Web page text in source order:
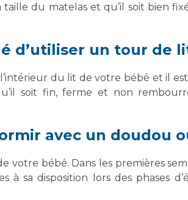
du matelas et qu’il soit bien
d’utiliser un tour de
du lit de votre bébé et il
soit fin, ferme et non
avec un doudou
bébé. Dans les premières
à sa disposition lors des phases